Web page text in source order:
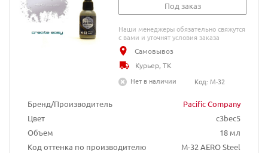
Бренд/Производитель
Pacific Company
Цвет
c3bec5
Объем
18 мл
Код оттенка по производителю
М-32 AERO Steel
Под заказ
Наши менеджеры обязательно свяжутся
с вами и уточнят условия заказа
Самовывоз
Курьер, ТК
Нет в наличии
Код: M-32